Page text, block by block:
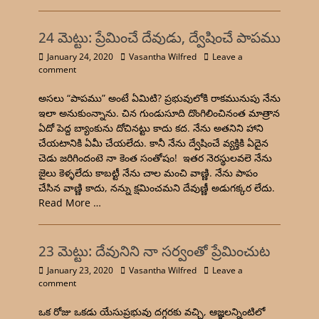
24 మెట్టు: ప్రేమించే దేవుడు, ద్వేషించే పాపము
January 24, 2020 Vasantha Wilfred
Leave a
comment
అసలు “పాపము” అంటే ఏమిటి? ప్రభువులోకి రాకమునుపు నేను
ఇలా అనుకుంన్నాను. చిన గుండుసూది దొంగిలించినంత మాత్రాన
ఏదో పెద్ద బ్యాంకును దోచినట్టు కాదు కద. నేను అతనిని హాని
చేయటానికి ఏమీ చేయలేదు. కానీ నేను ద్వేషించే వ్యక్తికి ఏదైన
చెడు జరిగిందంటె నా కెంత సంతోషం! ఇతర నెరస్థులవలె నేను
జైలు కెళ్ళలేదు కాబట్టీ నేను చాల మంచి వాణ్ణి. నేను పాపం
చేసిన వాణ్ణి కాదు, నన్ను క్షమించమని దేవుణ్ణీ అడుగక్కర లేదు.
Read More …
23 మెట్టు: దేవునిని నా సర్వంతో ప్రేమించుట
January 23, 2020 Vasantha Wilfred
Leave a
comment
ఒక రోజు ఒకడు యేసుప్రభువు దగ్గరకు వచ్చి, ఆజ్ఞలన్నింటిలో